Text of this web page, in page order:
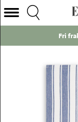
Lexington
Välj Kategori